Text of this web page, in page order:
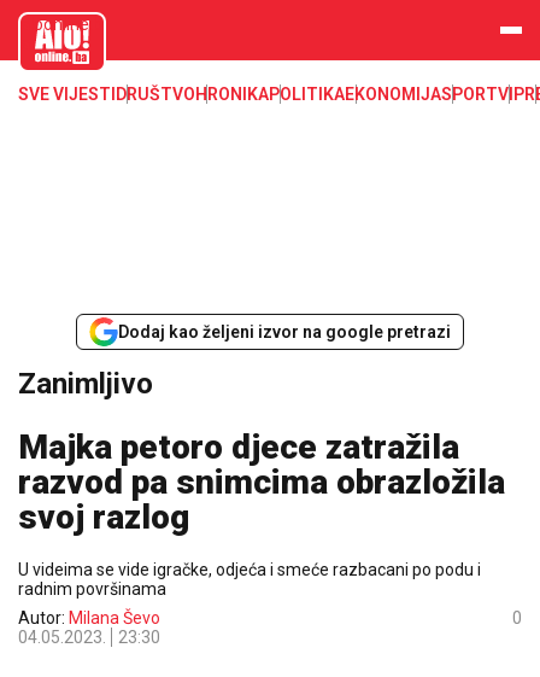
aloonline.b
SVE VIJESTI DRUŠTVOHRONIKAPOLITIKAEKONOMIJASPORTVIP
Dodaj kao željeni izvor na google pretrazi
Zanimljivo
Majka petoro djece zatražila
razvod pa snimcima obrazložila
svoj razlog
U videima se vide igračke, odjeća i smeće razbacani po podu i
radnim površinama
Autor: Milana Ševo
04.05.2023.
23:30
0